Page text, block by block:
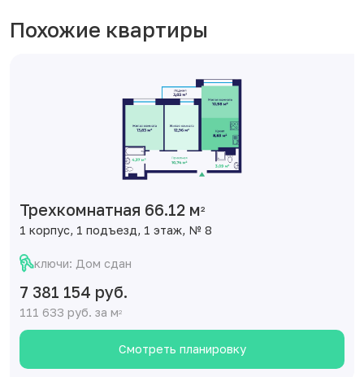
Похожие квартиры
Трехкомнатная 66.12 м2
1 корпус, 1 подъезд, 1 этаж, № 8
ключи: Дом сдан
7 381 154 руб.
111 633 руб. за м2
Смотреть планировку